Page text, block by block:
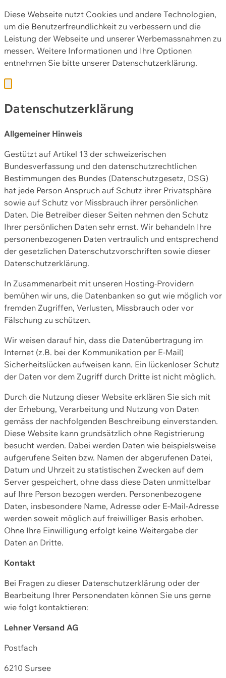
Diese Webseite nutzt Cookies und andere Technologien,
um die Benutzerfreundlichkeit zu verbessern und die
Leistung der Webseite und unserer Werbemassnahmen zu
messen. Weitere Informationen und Ihre Optionen
entnehmen Sie bitte unserer Datenschutzerklärung.
Datenschutzerklärung
Allgemeiner Hinweis
Gestützt auf Artikel 13 der schweizerischen
Bundesverfassung und den datenschutzrechtlichen
Bestimmungen des Bundes (Datenschutzgesetz, DSG)
hat jede Person Anspruch auf Schutz ihrer Privatsphäre
sowie auf Schutz vor Missbrauch ihrer persönlichen
Daten. Die Betreiber dieser Seiten nehmen den Schutz
Ihrer persönlichen Daten sehr ernst. Wir behandeln Ihre
personenbezogenen Daten vertraulich und entsprechend
der gesetzlichen Datenschutzvorschriften sowie dieser
Datenschutzerklärung.
In Zusammenarbeit mit unseren Hosting-Providern
bemühen wir uns, die Datenbanken so gut wie möglich vor
fremden Zugriffen, Verlusten, Missbrauch oder vor
Fälschung zu schützen.
Wir weisen darauf hin, dass die Datenübertragung im
Internet (z.B. bei der Kommunikation per E-Mail)
Sicherheitslücken aufweisen kann. Ein lückenloser Schutz
der Daten vor dem Zugriff durch Dritte ist nicht möglich.
Durch die Nutzung dieser Website erklären Sie sich mit
der Erhebung, Verarbeitung und Nutzung von Daten
gemäss der nachfolgenden Beschreibung einverstanden.
Diese Website kann grundsätzlich ohne Registrierung
besucht werden. Dabei werden Daten wie beispielsweise
aufgerufene Seiten bzw. Namen der abgerufenen Datei,
Datum und Uhrzeit zu statistischen Zwecken auf dem
Server gespeichert, ohne dass diese Daten unmittelbar
auf Ihre Person bezogen werden. Personenbezogene
Daten, insbesondere Name, Adresse oder E-Mail-Adresse
werden soweit möglich auf freiwilliger Basis erhoben.
Ohne Ihre Einwilligung erfolgt keine Weitergabe der
Daten an Dritte.
Kontakt
Bei Fragen zu dieser Datenschutzerklärung oder der
Bearbeitung Ihrer Personendaten können Sie uns gerne
wie folgt kontaktieren:
Lehner Versand AG
Postfach
6210 Sursee